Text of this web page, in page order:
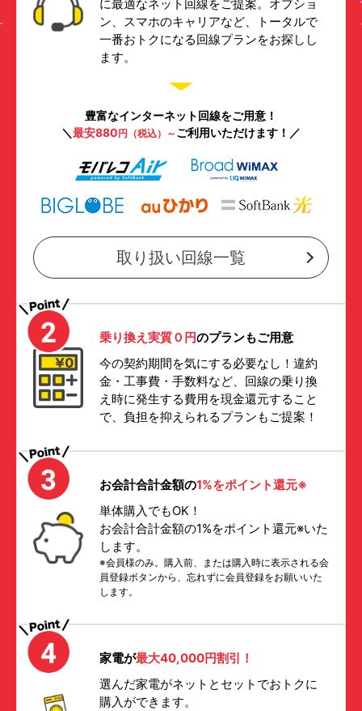
に最適なネット回線をご提案。オプショ
ン、スマホのキャリアなど、トータルで
一番おトクになる回線プランをお探しし
ます。
豊富なインターネット回線をご用意！
＼最安880円（税込）～ ご利用いただけます！／
取り扱い回線一覧
乗り換え実質０円のプランもご用意
今の契約期間を気にする必要なし！違約
金・工事費・手数料など、回線の乗り換
え時に発生する費用を現金還元すること
で、負担を抑えられるプランもご提案！
お会計合計金額の1%をポイント還元※
単体購入でもOK！
お会計合計金額の1%をポイント還元※いた
します。
※会員様のみ。購入前、または購入時に表示される会
員登録ボタンから、忘れずに会員登録をお願いいた
します。
家電が最大40,000円割引！
選んだ家電がネットとセットでおトクに
購入ができます。